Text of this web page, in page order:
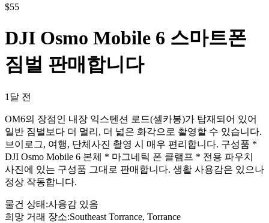
$55
DJI Osmo Mobile 6 스마트폰
짐벌 판매합니다
1달 전
OM6의 장점인 내장 익스텐션 로드(셀카봉)가 탑재되어 있어
일반 짐벌보다 더 멀리, 더 넓은 화각으로 촬영할 수 있습니다.
브이로그, 여행, 단체사진 촬영 시 매우 편리합니다. 구성품 *
DJI Osmo Mobile 6 본체 * 마그네틱 폰 클램프 * 전용 파우치
사진에 있는 구성품 그대로 판매합니다. 생활 사용감은 있으나
정상 작동합니다.
물건 상태 :사용감 있음
희망 거래 장소:Southeast Torrance, Torrance